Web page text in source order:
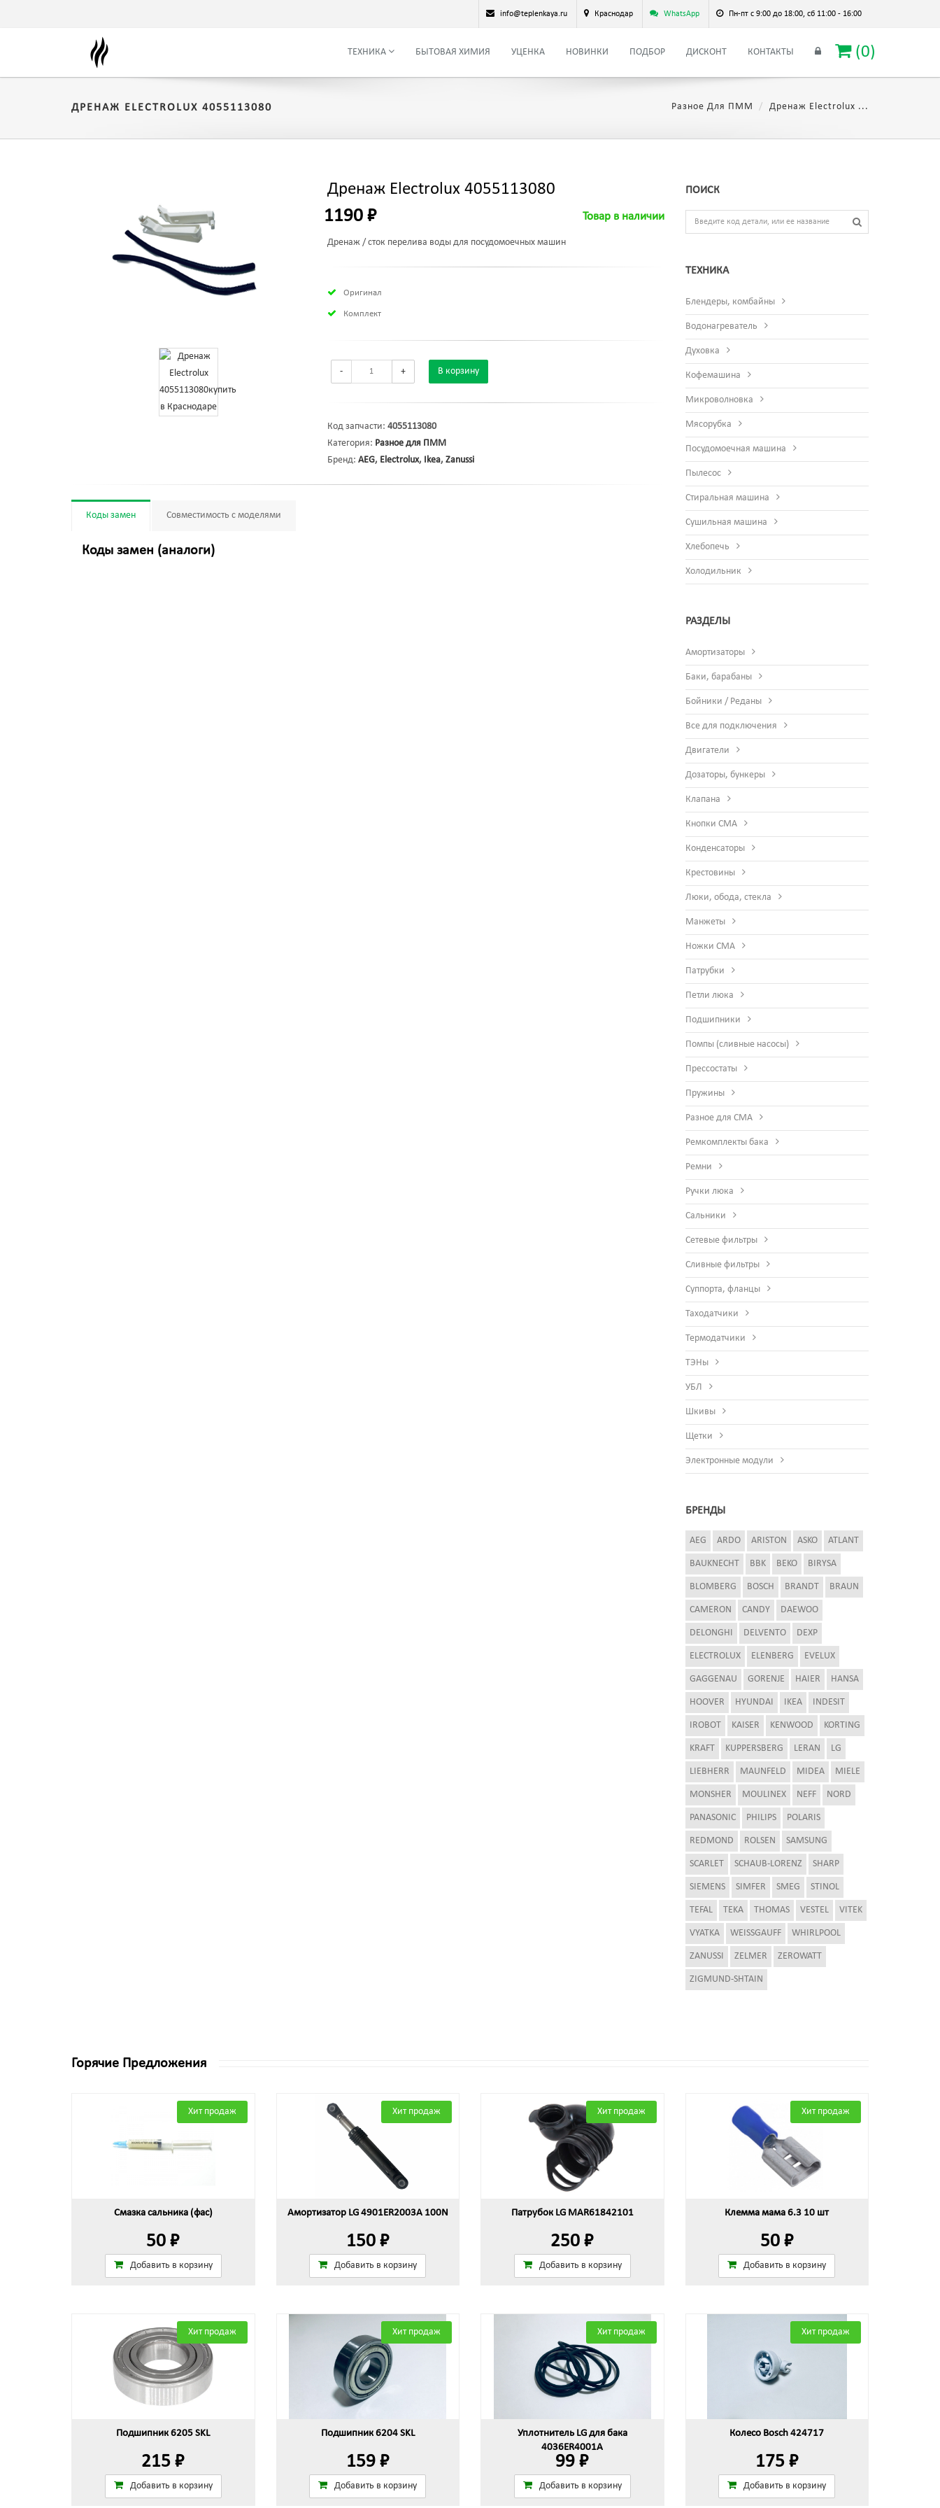
info@teplenkaya.ru Краснодар WhatsApp Пн-пт с 9:00 до 18:00, сб 11:00 - 16:00
ТЕХНИКА БЫТОВАЯ ХИМИЯ УЦЕНКА НОВИНКИ ПОДБОР ДИСКОНТ КОНТАКТЫ (0)
ДРЕНАЖ ELECTROLUX 4055113080 Разное Для ПММ Дренаж Electrolux ...
Дренаж Electrolux 4055113080
1190 ₽ Товар в наличии
Дренаж / сток перелива воды для посудомоечных машин
Оригинал
Комплект
- + В корзину
Код запчасти: 4055113080
Категория: Разное для ПММ
Бренд: AEG, Electrolux, Ikea, Zanussi
Коды замен Совместимость с моделями
Коды замен (аналоги)
ПОИСК
ТЕХНИКА
Блендеры, комбайны
Водонагреватель
Духовка
Кофемашина
Микроволновка
Мясорубка
Посудомоечная машина
Пылесос
Стиральная машина
Сушильная машина
Хлебопечь
Холодильник
РАЗДЕЛЫ
Амортизаторы
Баки, барабаны
Бойники / Реданы
Все для подключения
Двигатели
Дозаторы, бункеры
Клапана
Кнопки СМА
Конденсаторы
Крестовины
Люки, обода, стекла
Манжеты
Ножки СМА
Патрубки
Петли люка
Подшипники
Помпы (сливные насосы)
Прессостаты
Пружины
Разное для СМА
Ремкомплекты бака
Ремни
Ручки люка
Сальники
Сетевые фильтры
Сливные фильтры
Суппорта, фланцы
Таходатчики
Термодатчики
ТЭНы
УБЛ
Шкивы
Щетки
Электронные модули
БРЕНДЫ
AEG ARDO ARISTON ASKO ATLANT
BAUKNECHT BBK BEKO BIRYSA
BLOMBERG BOSCH BRANDT BRAUN
CAMERON CANDY DAEWOO
DELONGHI DELVENTO DEXP
ELECTROLUX ELENBERG EVELUX
GAGGENAU GORENJE HAIER HANSA
HOOVER HYUNDAI IKEA INDESIT
IROBOT KAISER KENWOOD KORTING
KRAFT KUPPERSBERG LERAN LG
LIEBHERR MAUNFELD MIDEA MIELE
MONSHER MOULINEX NEFF NORD
PANASONIC PHILIPS POLARIS
REDMOND ROLSEN SAMSUNG
SCARLET SCHAUB-LORENZ SHARP
SIEMENS SIMFER SMEG STINOL
TEFAL TEKA THOMAS VESTEL VITEK
VYATKA WEISSGAUFF WHIRLPOOL
ZANUSSI ZELMER ZEROWATT
ZIGMUND-SHTAIN
Горячие Предложения
Хит продаж
Смазка сальника (фас)
50 ₽
Добавить в корзину
Хит продаж
Амортизатор LG 4901ER2003A 100N
150 ₽
Добавить в корзину
Хит продаж
Патрубок LG MAR61842101
250 ₽
Добавить в корзину
Хит продаж
Клемма мама 6.3 10 шт
50 ₽
Добавить в корзину
Хит продаж
Подшипник 6205 SKL
215 ₽
Добавить в корзину
Хит продаж
Подшипник 6204 SKL
159 ₽
Добавить в корзину
Хит продаж
Уплотнитель LG для бака
4036ER4001A
99 ₽
Добавить в корзину
Хит продаж
Колесо Bosch 424717
175 ₽
Добавить в корзину